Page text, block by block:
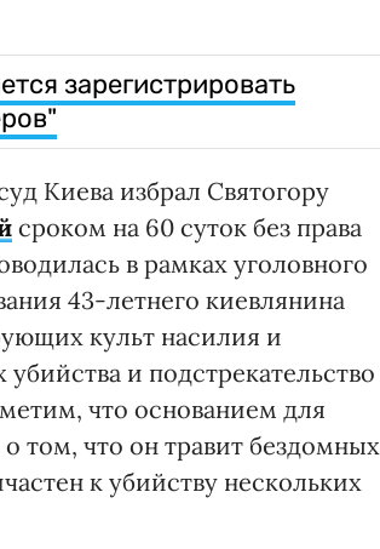
зарегистрировать
Киева избрал Святогору
сроком на 60 суток без права
в рамках уголовного
43-летнего киевлянина
культ насилия и
и подстрекательство
что основанием для
том, что он травит бездомных
к убийству нескольких